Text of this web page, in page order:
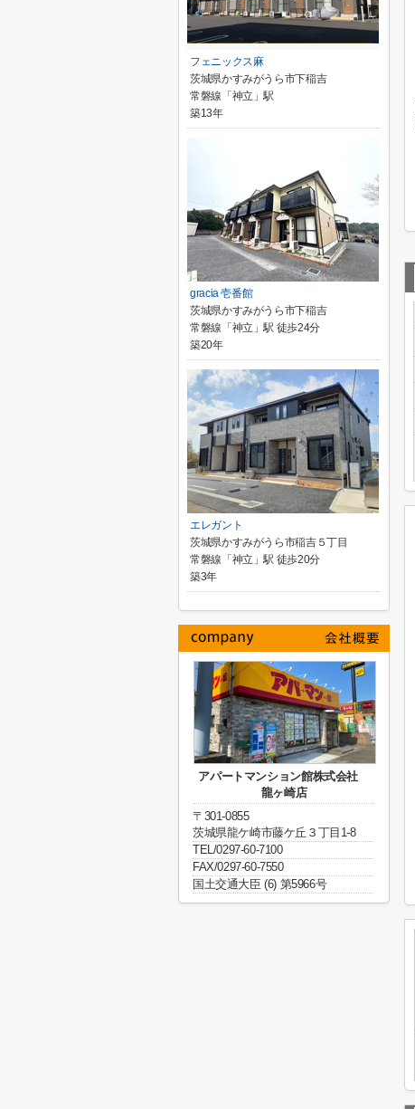
フェニックス麻
茨城県かすみがうら市下稲吉
常磐線「神立」駅
築13年
gracia 壱番館
茨城県かすみがうら市下稲吉
常磐線「神立」駅 徒歩24分
築20年
エレガント
茨城県かすみがうら市稲吉５丁目
常磐線「神立」駅 徒歩20分
築3年
アパートマンション館株式会社
龍ヶ崎店
〒301-0855
茨城県龍ケ崎市藤ケ丘３丁目1-8
TEL/0297-60-7100
FAX/0297-60-7550
国土交通大臣 (6) 第5966号